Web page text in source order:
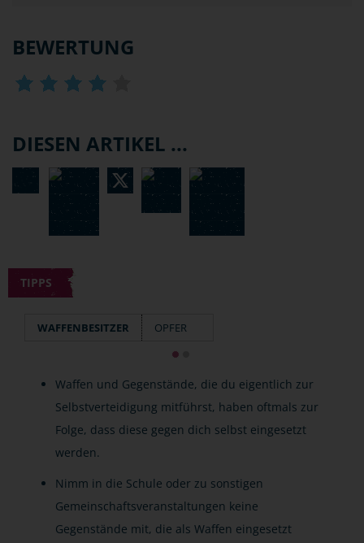
BEWERTUNG
DIESEN ARTIKEL ...
TIPPS
WAFFENBESITZER OPFER
Waffen und Gegenstände, die du eigentlich zur
Selbstverteidigung mitführst, haben oftmals zur
Folge, dass diese gegen dich selbst eingesetzt
werden.
Nimm in die Schule oder zu sonstigen
Gemeinschaftsveranstaltungen keine
Gegenstände mit, die als Waffen eingesetzt